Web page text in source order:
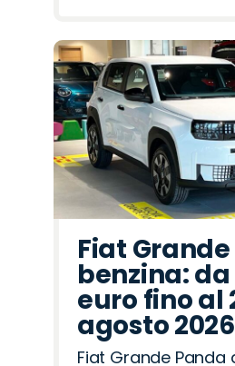
Fiat
benzina: da
euro fino al
agosto 2026
Fiat Grande